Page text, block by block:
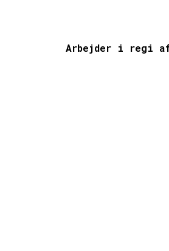
Arbejder i regi